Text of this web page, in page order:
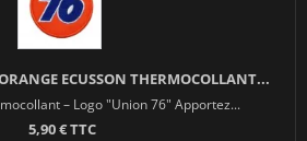
ECUSSON THERMOCOLLANT...
– Logo "Union 76" Apportez...
5,90 € TTC